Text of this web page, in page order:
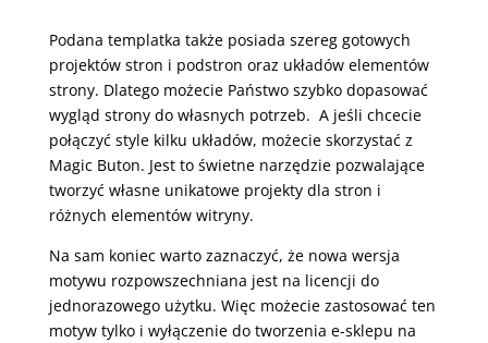
Podana templatka także posiada szereg gotowych
projektów stron i podstron oraz układów elementów
strony. Dlatego możecie Państwo szybko dopasować
wygląd strony do własnych potrzeb. A jeśli chcecie
połączyć style kilku układów, możecie skorzystać z
Magic Buton. Jest to świetne narzędzie pozwalające
tworzyć własne unikatowe projekty dla stron i
różnych elementów witryny.
Na sam koniec warto zaznaczyć, że nowa wersja
motywu rozpowszechniana jest na licencji do
jednorazowego użytku. Więc możecie zastosować ten
motyw tylko i wyłączenie do tworzenia e-sklepu na